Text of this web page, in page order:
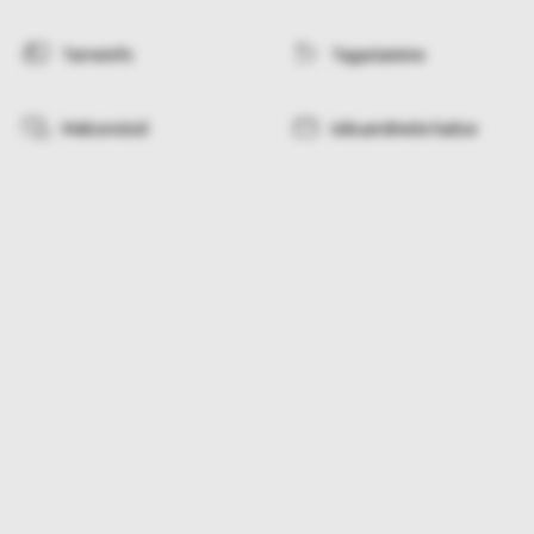
Tarneinfo Tagastamine
Makseviisid Isikuandmete kaitse